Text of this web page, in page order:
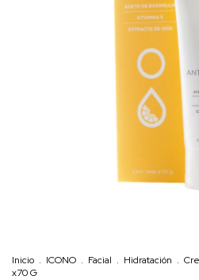
Inicio . ICONO . Facial . Hidratación .
x70 G